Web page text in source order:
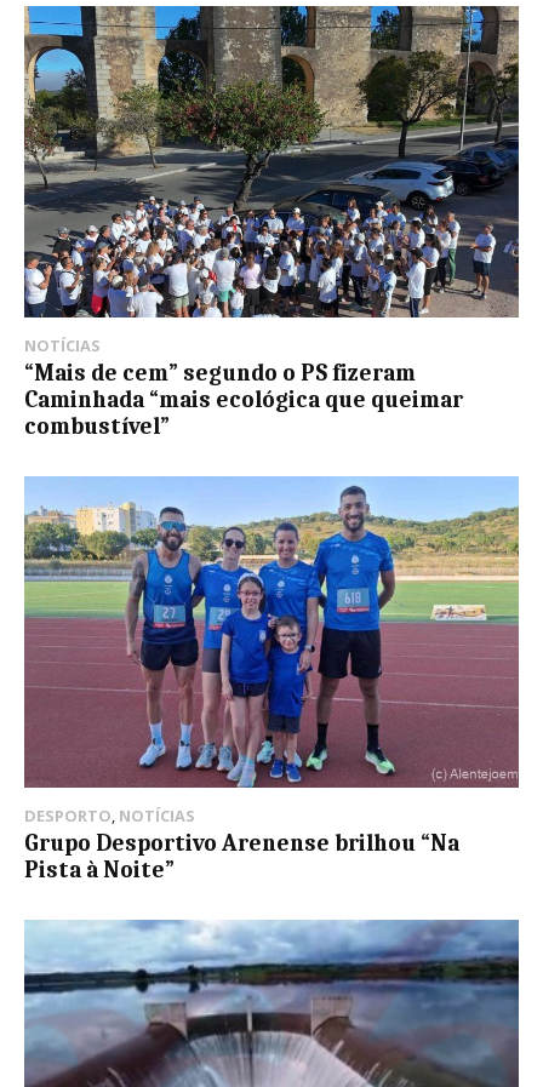
NOTÍCIAS
“Mais de cem” segundo o PS fizeram
Caminhada “mais ecológica que queimar
combustível”
DESPORTO, NOTÍCIAS
Grupo Desportivo Arenense brilhou “Na
Pista à Noite”